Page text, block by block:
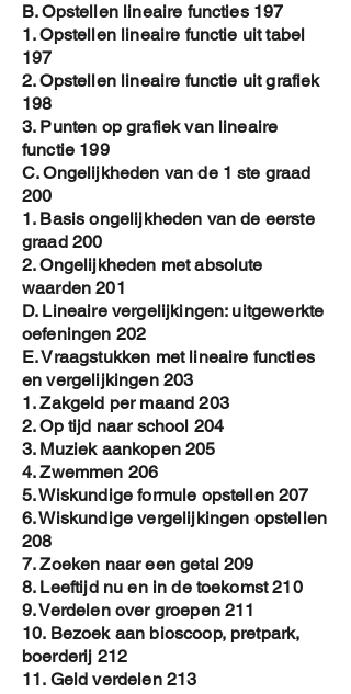
B. Opstellen lineaire functies 197
1. Opstellen lineaire functie uit tabel
197
2. Opstellen lineaire functie uit grafiek
198
3. Punten op grafiek van lineaire
functie 199
C. Ongelijkheden van de 1 ste graad
200
1. Basis ongelijkheden van de eerste
graad 200
2. Ongelijkheden met absolute
waarden 201
D. Lineaire vergelijkingen: uitgewerkte
oefeningen 202
E. Vraagstukken met lineaire functies
en vergelijkingen 203
1. Zakgeld per maand 203
2. Op tijd naar school 204
3. Muziek aankopen 205
4. Zwemmen 206
5. Wiskundige formule opstellen 207
6. Wiskundige vergelijkingen opstellen
208
7. Zoeken naar een getal 209
8. Leeftijd nu en in de toekomst 210
9. Verdelen over groepen 211
10. Bezoek aan bioscoop, pretpark,
boerderij 212
11. Geld verdelen 213